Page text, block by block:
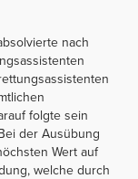
nach
folgte sein
der Ausübung
Wert auf
welche durch